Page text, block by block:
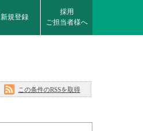
新規登録
採用
ご担当者様へ
この条件のRSSを取得